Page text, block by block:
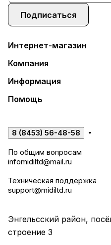
Подписаться
Интернет-магазин
Компания
Информация
Помощь
8 (8453) 56-48-58
По общим вопросам
infomidiltd@mail.ru
Техническая поддержка
support@midiltd.ru
Энгельсский район,
строение 3